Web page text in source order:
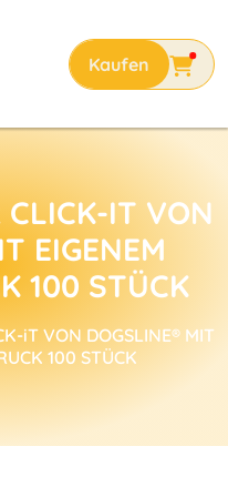
CLICK-IT VON
EIGENEM
100 STÜCK
iT VON DOGSLINE® MIT
100 STÜCK